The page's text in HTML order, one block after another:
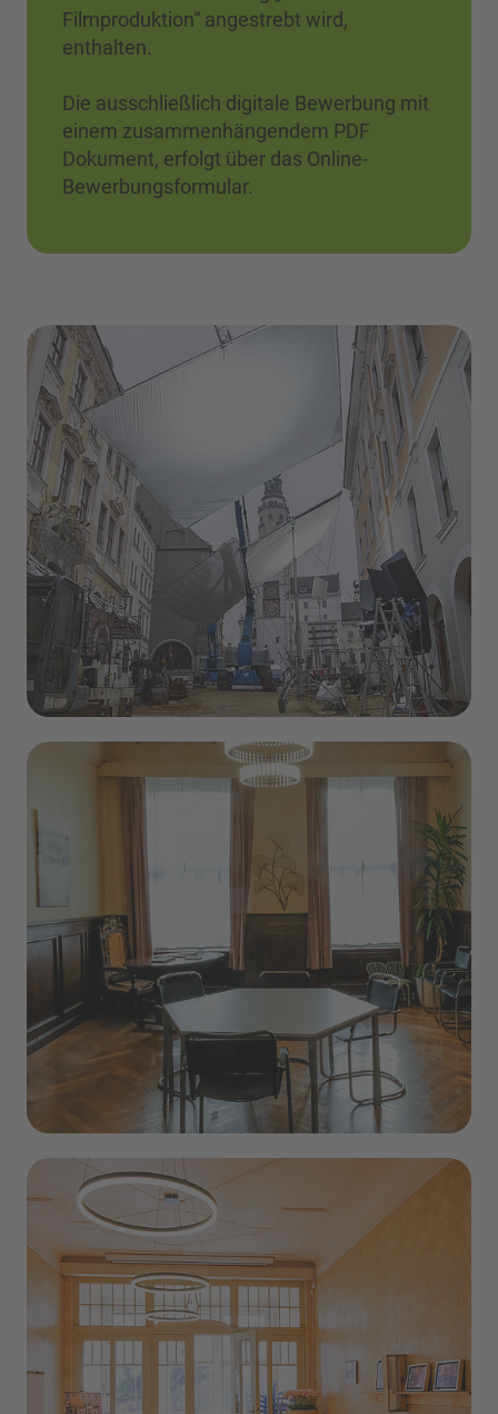
Filmproduktion“ angestrebt wird,
enthalten.
Die ausschließlich digitale Bewerbung mit
einem zusammenhängendem PDF
Dokument, erfolgt über das Online-
Bewerbungsformular.